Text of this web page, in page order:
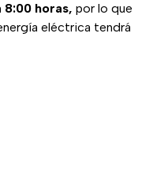
8:00 horas, por lo que
eléctrica tendrá